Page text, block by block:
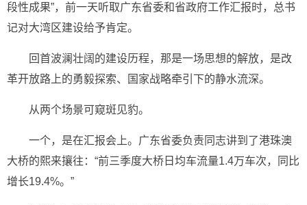
段性成果”，前一天听取广东省委和省政府工作汇报时，总书
记对大湾区建设给予肯定。
回首波澜壮阔的建设历程，那是一场思想的解放，是改
革开放路上的勇毅探索、国家战略牵引下的静水流深。
从两个场景可窥斑见豹。
一个，是在汇报会上。广东省委负责同志讲到了港珠澳
大桥的熙来攘往：“前三季度大桥日均车流量1.4万车次，同比
增长19.4%。”